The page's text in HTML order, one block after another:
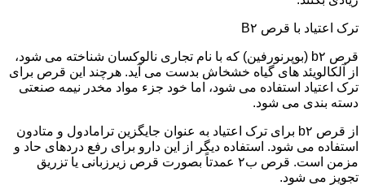
ترک اعتیاد با قرص B۲
قرص b۲ (بوپرنورفین) که با نام تجاری نالوکسان شناخته می شود،
از آلکالویئد های گیاه خشخاش بدست می آید. هرچند این قرص برای
ترک اعتیاد استفاده می شود، اما خود جزء مواد مخدر نیمه صنعتی
دسته بندی می شود.
از قرص b۲ برای ترک اعتیاد به عنوان جایگزین ترامادول و متادون
استفاده می شود. استفاده دیگر از این دارو برای رفع دردهای حاد و
مزمن است. قرص ب۲ عمدتاً بصورت قرص زیرزبانی یا تزریق
تجویز می شود.